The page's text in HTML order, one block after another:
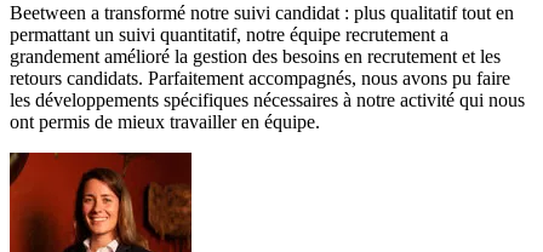
Beetween a transformé notre suivi candidat : plus qualitatif tout en
permattant un suivi quantitatif, notre équipe recrutement a
grandement amélioré la gestion des besoins en recrutement et les
retours candidats. Parfaitement accompagnés, nous avons pu faire
les développements spécifiques nécessaires à notre activité qui nous
ont permis de mieux travailler en équipe.